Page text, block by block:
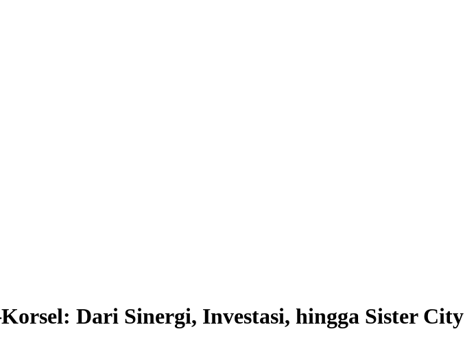
Dari Sinergi, Investasi, hingga Sister City